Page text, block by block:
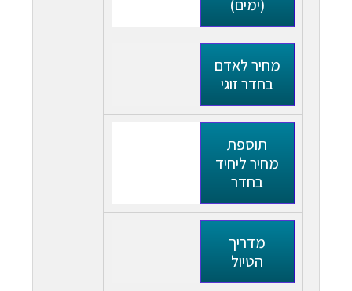
(ימים)
מחיר לאדם
בחדר זוגי
תוספת
מחיר ליחיד
בחדר
מדריך
הטיול